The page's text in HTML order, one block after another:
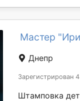
Мастер
Днепр
Зарегистрирован
Штамповка